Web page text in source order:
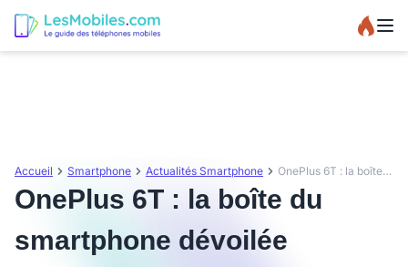
Accueil Smartphone Actualités Smartphone OnePlus 6T : la boîte du smartphone dévoilée
OnePlus 6T : la boîte du
smartphone dévoilée